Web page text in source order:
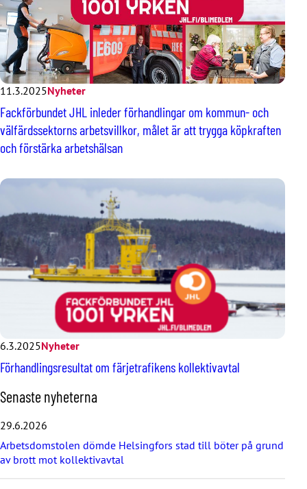
11.3.2025Nyheter
Fackförbundet JHL inleder förhandlingar om kommun- och
välfärdssektorns arbetsvillkor, målet är att trygga köpkraften
och förstärka arbetshälsan
6.3.2025Nyheter
Förhandlingsresultat om färjetrafikens kollektivavtal
H
o
p
a
ö
v
Senaste nyheterna
29.6.2026
Arbetsdomstolen dömde Helsingfors stad till böter på grund
av brott mot kollektivavtal